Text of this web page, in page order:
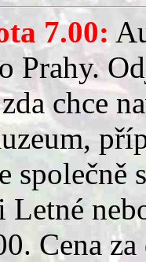
7.00:
Prahy.
chce
společně
Letné
Cena